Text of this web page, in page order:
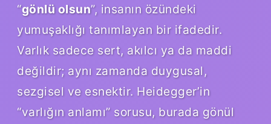
“gönlü olsun”, insanın özündeki
yumuşaklığı tanımlayan bir ifadedir.
Varlık sadece sert, akılcı ya da maddi
değildir; aynı zamanda duygusal,
sezgisel ve esnektir. Heidegger’in
“varlığın anlamı” sorusu, burada gönül